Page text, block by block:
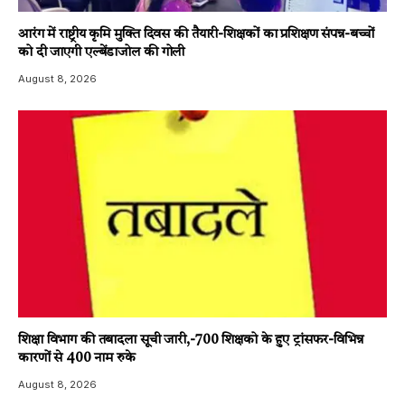
आरंग में राष्ट्रीय कृमि मुक्ति दिवस की तैयारी-शिक्षकों का प्रशिक्षण संपन्न-बच्चों
को दी जाएगी एल्बेंडाजोल की गोली
August 8, 2026
शिक्षा विभाग की तबादला सूची जारी,-700 शिक्षको के हुए ट्रांसफर-विभिन्न
कारणों से 400 नाम रुके
August 8, 2026